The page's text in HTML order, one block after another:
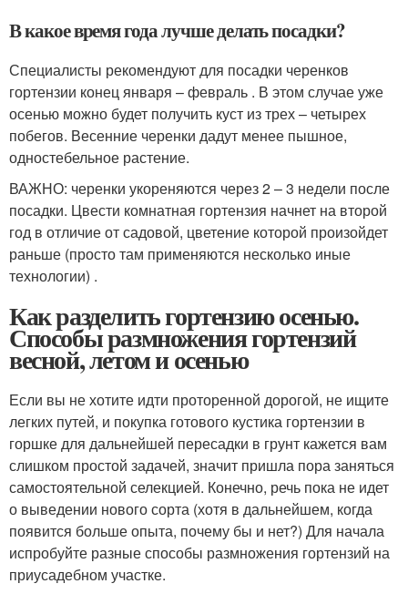
В какое время года лучше делать посадки?
Специалисты рекомендуют для посадки черенков
гортензии конец января – февраль . В этом случае уже
осенью можно будет получить куст из трех – четырех
побегов. Весенние черенки дадут менее пышное,
одностебельное растение.
ВАЖНО: черенки укореняются через 2 – 3 недели после
посадки. Цвести комнатная гортензия начнет на второй
год в отличие от садовой, цветение которой произойдет
раньше (просто там применяются несколько иные
технологии) .
Как разделить гортензию осенью.
Способы размножения гортензий
весной, летом и осенью
Если вы не хотите идти проторенной дорогой, не ищите
легких путей, и покупка готового кустика гортензии в
горшке для дальнейшей пересадки в грунт кажется вам
слишком простой задачей, значит пришла пора заняться
самостоятельной селекцией. Конечно, речь пока не идет
о выведении нового сорта (хотя в дальнейшем, когда
появится больше опыта, почему бы и нет?) Для начала
испробуйте разные способы размножения гортензий на
приусадебном участке.